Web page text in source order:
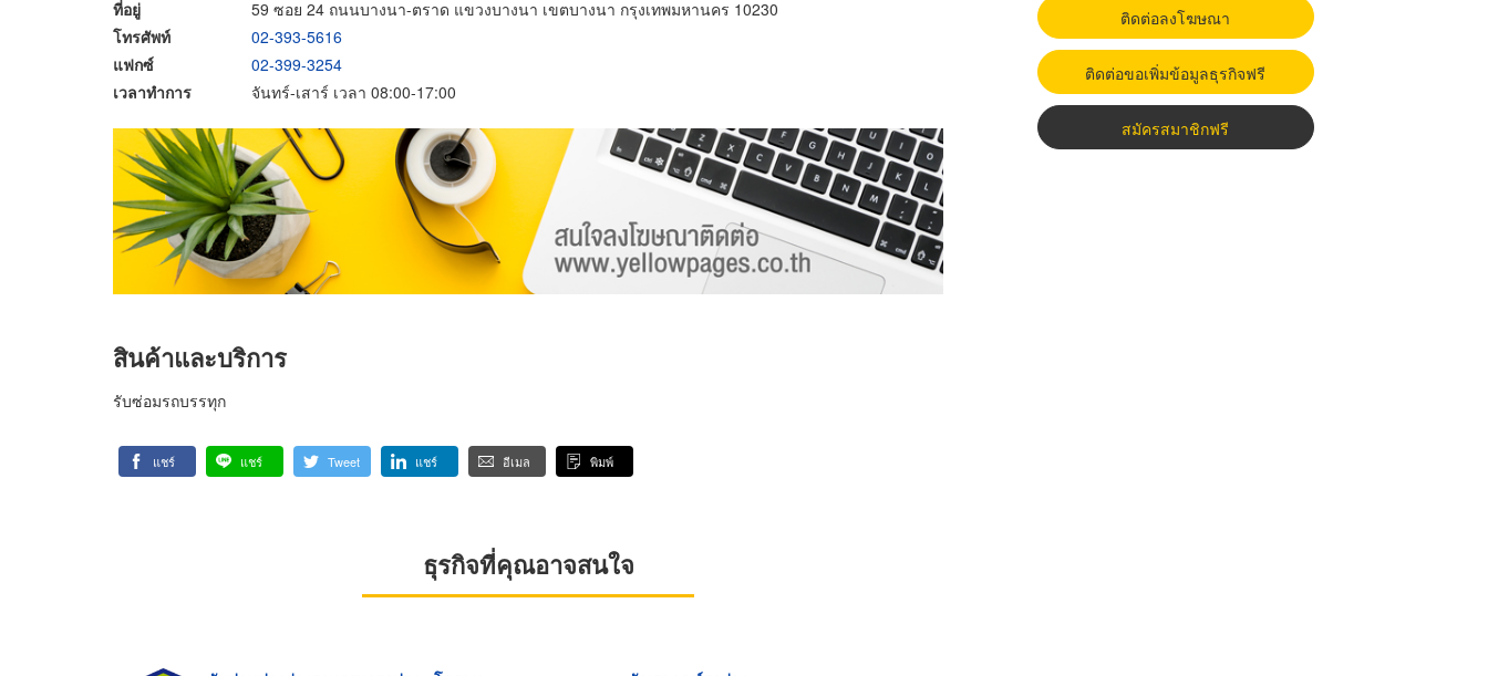
ที่อยู่
59 ซอย 24 ถนนบางนา-ตราด แขวงบางนา เขตบางนา กรุงเทพมหานคร 10230
โทรศัพท์
02-393-5616
แฟกซ์
02-399-3254
เวลาทำการ
จันทร์-เสาร์ เวลา 08:00-17:00
สินค้าและบริการ
รับซ่อมรถบรรทุก
แชร์ แชร์ Tweet แชร์ อีเมล พิมพ์
ธุรกิจที่คุณอาจสนใจ
ติดต่อลงโฆษณา
ติดต่อขอเพิ่มข้อมูลธุรกิจฟรี
สมัครสมาชิกฟรี